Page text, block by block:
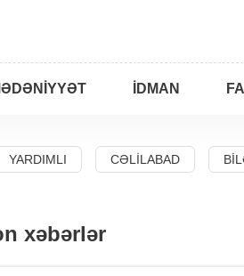
İDMAN
YARDIMLI CƏLILABAD
xəbərlər